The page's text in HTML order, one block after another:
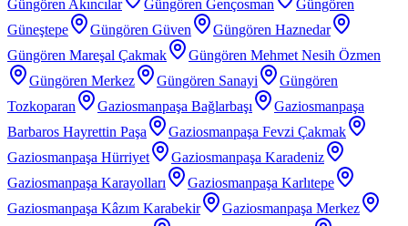
Güngören Akıncılar
Güngören Gençosman
Güngören
Güneştepe
Güngören Güven
Güngören Haznedar
Güngören Mareşal Çakmak
Güngören Mehmet Nesih Özmen
Güngören Merkez
Güngören Sanayi
Güngören
Tozkoparan
Gaziosmanpaşa Bağlarbaşı
Gaziosmanpaşa
Barbaros Hayrettin Paşa
Gaziosmanpaşa Fevzi Çakmak
Gaziosmanpaşa Hürriyet
Gaziosmanpaşa Karadeniz
Gaziosmanpaşa Karayolları
Gaziosmanpaşa Karlıtepe
Gaziosmanpaşa Kâzım Karabekir
Gaziosmanpaşa Merkez